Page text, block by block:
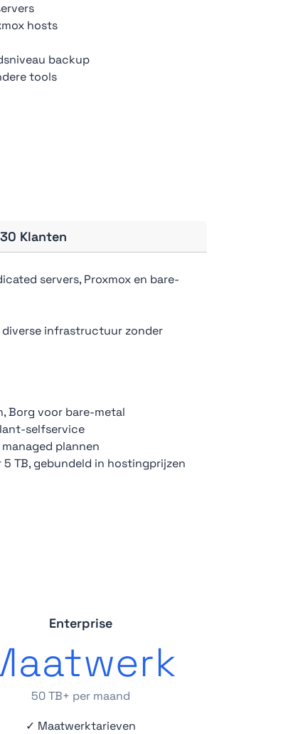
hosts
backup
tools
Klanten
servers, Proxmox en bare-
infrastructuur zonder
Borg voor bare-metal
selfservice
plannen
TB, gebundeld in hostingprijzen
Enterprise
50 TB+ per maand
✓ Maatwerktarieven